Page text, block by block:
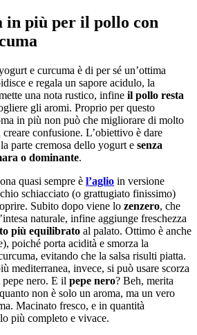
in più per il pollo con
e curcuma è di per sé un’ottima
e regala un sapore acidulo, la
una nota rustico, infine il pollo resta
gli aromi. Proprio per questo
in più non può che migliorare di molto
confusione. L’obiettivo è dare
parte cremosa dello yogurt e senza
o dominante.
quasi sempre è l’aglio in versione
schiacciato (o grattugiato finissimo)
Subito dopo viene lo zenzero, che
naturale, infine aggiunge freschezza
più equilibrato al palato. Ottimo è anche
poiché porta acidità e smorza la
evitando che la salsa risulti piatta.
mediterranea, invece, si può usare scorza
nero. E il pepe nero? Beh, merita
non è solo un aroma, ma un vero
Macinato fresco, e in quantità
più completo e vivace.